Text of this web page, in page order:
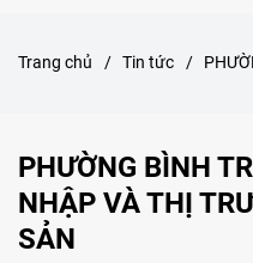
Trang chủ / Tin tức /
PHƯỜNG BÌNH
NHẬP VÀ THỊ
SẢN